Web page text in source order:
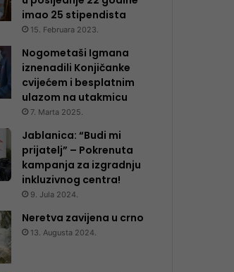
imao 25 ​​stipendista
15. Februara 2023.
Nogometaši Igmana
iznenadili Konjičanke
cvijećem i besplatnim
ulazom na utakmicu
7. Marta 2025.
Jablanica: “Budi mi
prijatelj” – Pokrenuta
kampanja za izgradnju
inkluzivnog centra!
9. Jula 2024.
Neretva zavijena u crno
13. Augusta 2024.